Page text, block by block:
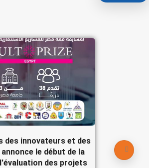
des innovateurs et des
le début de la
des projets